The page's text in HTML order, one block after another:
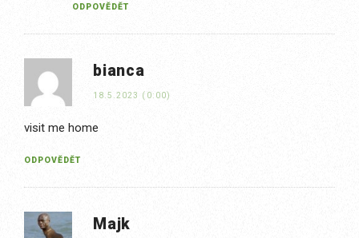
ODPOVĚDĚT
bianca
18.5.2023 (0:00)
visit me home
ODPOVĚDĚT
Majk